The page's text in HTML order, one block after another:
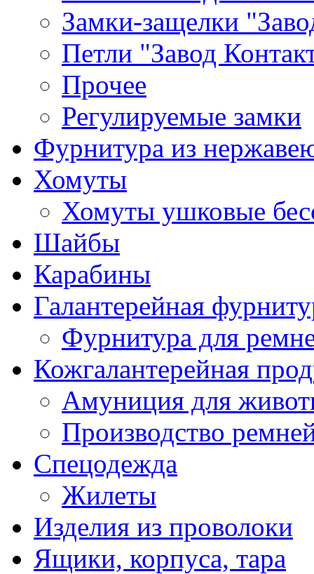
Замки-защелки
Петли "Завод
Прочее
Регулируемые замки
Фурнитура из
Хомуты
Хомуты ушковые
Шайбы
Карабины
Галантерейная
Фурнитура для
Кожгалантерейная
Амуниция для
Производство
Спецодежда
Жилеты
Изделия из проволоки
Ящики, корпуса, тара